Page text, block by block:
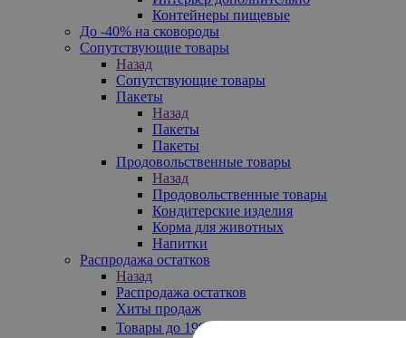
Контейнеры пищевые
До -40% на сковороды
Сопутствующие товары
Назад
Сопутствующие товары
Пакеты
Назад
Пакеты
Пакеты
Продовольственные товары
Назад
Продовольственные товары
Кондитерские изделия
Корма для животных
Напитки
Распродажа остатков
Назад
Распродажа остатков
Хиты продаж
Товары до 199₽